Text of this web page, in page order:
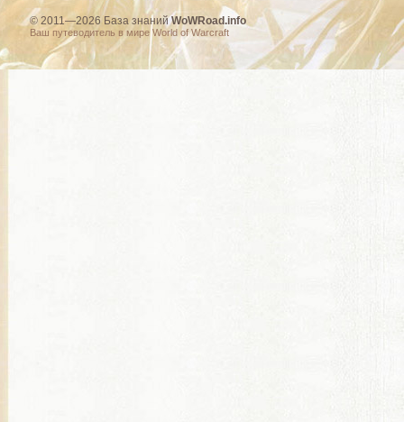
© 2011—2026 База знанийWoWRoad.info
Ваш путеводитель в мире World of Warcraft